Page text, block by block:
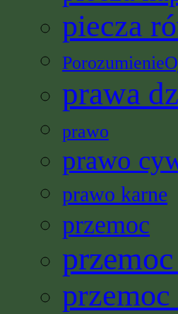
piecza
prawa
prawo
prawo
prawo karne
przemoc